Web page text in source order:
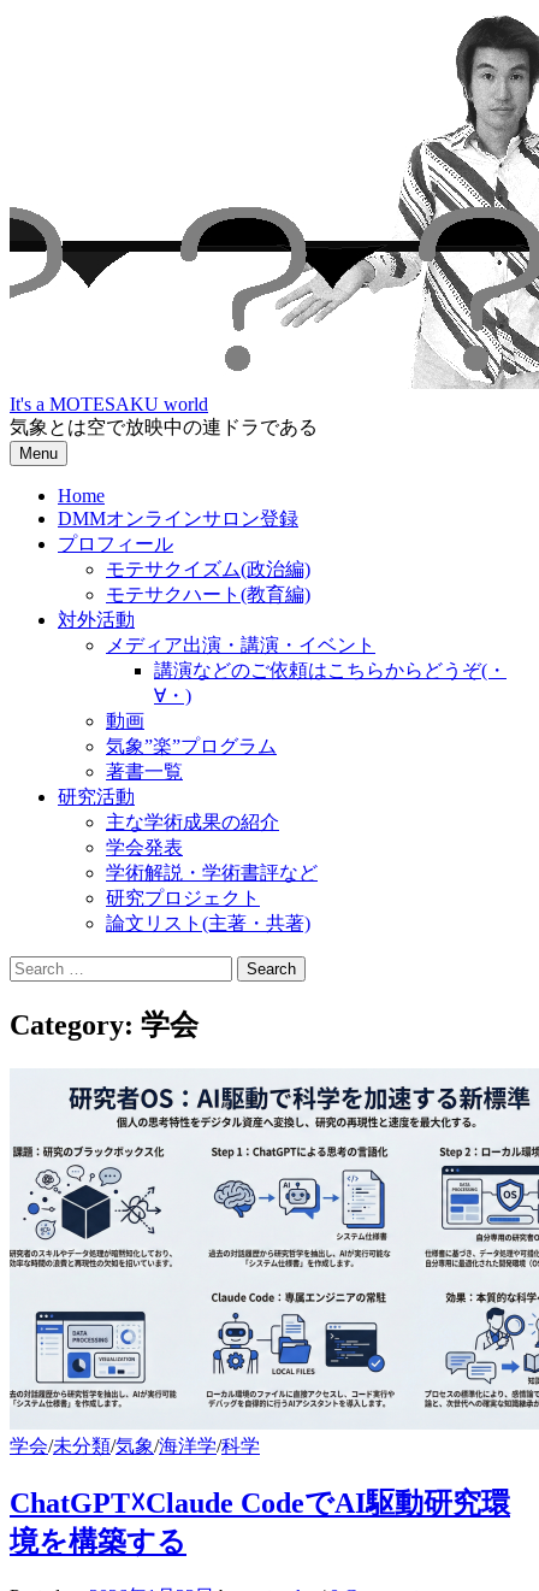
It's a MOTESAKU world
気象とは空で放映中の連ドラである
Menu
Home
DMMオンラインサロン登録
プロフィール
モテサクイズム(政治編)
モテサクハート(教育編)
対外活動
メディア出演・講演・イベント
講演などのご依頼はこちらからどうぞ(・
∀・)
動画
気象”楽”プログラム
著書一覧
研究活動
主な学術成果の紹介
学会発表
学術解説・学術書評など
研究プロジェクト
論文リスト(主著・共著)
Search
for:
Category: 学会
学会/未分類/気象/海洋学/科学
ChatGPT☓Claude CodeでAI駆動研究環
境を構築する